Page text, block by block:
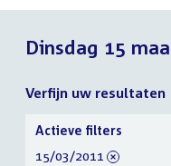
Dinsdag 15
Verfijn uw resultaten
Verfijn
uw
resultaten
Actieve filters
verwijder
15/03/2011